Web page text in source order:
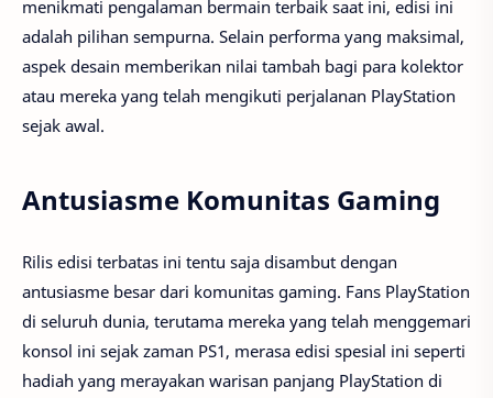
menikmati pengalaman bermain terbaik saat ini, edisi ini
adalah pilihan sempurna. Selain performa yang maksimal,
aspek desain memberikan nilai tambah bagi para kolektor
atau mereka yang telah mengikuti perjalanan PlayStation
sejak awal.
Antusiasme Komunitas Gaming
Rilis edisi terbatas ini tentu saja disambut dengan
antusiasme besar dari komunitas gaming. Fans PlayStation
di seluruh dunia, terutama mereka yang telah menggemari
konsol ini sejak zaman PS1, merasa edisi spesial ini seperti
hadiah yang merayakan warisan panjang PlayStation di